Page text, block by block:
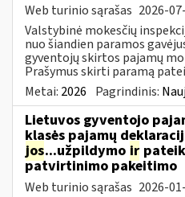
Web turinio sąrašas 2026-
Valstybinė mokesčių
nuo šiandien paramos
gyventojų skirtos pajamų
Prašymus skirti paramą
Metai: 2026 Pagrindinis:
Lietuvos gyventojo
klasės pajamų
jos...užpildymo ir
patvirtinimo pakeitimo
Web turinio sąrašas 2026-